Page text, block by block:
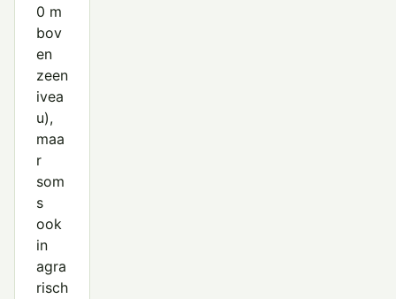
0 m
bov
en
zeen
ivea
u),
maa
r
som
s
ook
in
agra
risch